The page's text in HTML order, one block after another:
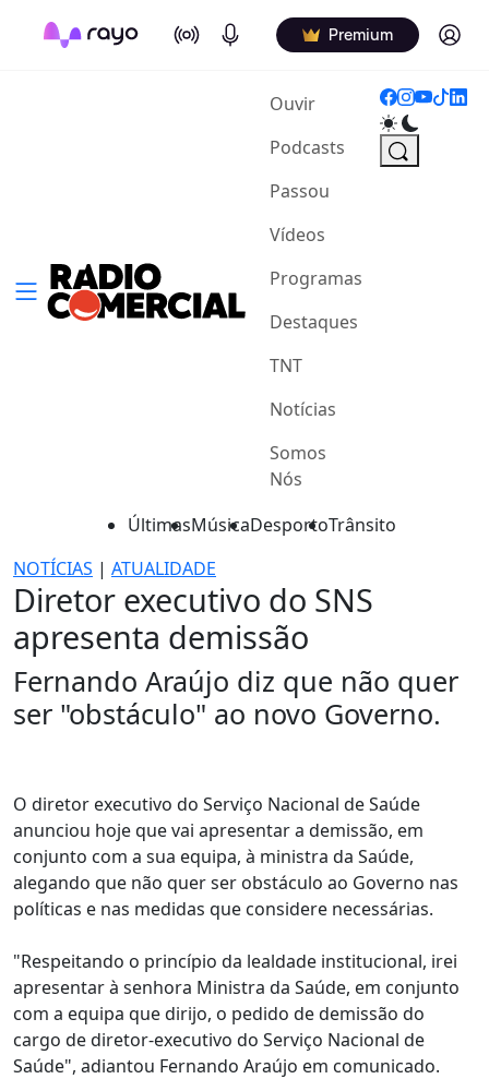
On Air Podcasts Premium Log in
Ouvir(current)
Podcasts
Passou
Vídeos
Programas
Destaques
TNT
Notícias
Somos
Nós
ÚltimasMúsicaDesportoTrânsito
NOTÍCIAS | ATUALIDADE
Diretor executivo do SNS
apresenta demissão
Fernando Araújo diz que não quer
ser "obstáculo" ao novo Governo.
O diretor executivo do Serviço Nacional de Saúde
anunciou hoje que vai apresentar a demissão, em
conjunto com a sua equipa, à ministra da Saúde,
alegando que não quer ser obstáculo ao Governo nas
políticas e nas medidas que considere necessárias.
"Respeitando o princípio da lealdade institucional, irei
apresentar à senhora Ministra da Saúde, em conjunto
com a equipa que dirijo, o pedido de demissão do
cargo de diretor-executivo do Serviço Nacional de
Saúde", adiantou Fernando Araújo em comunicado.